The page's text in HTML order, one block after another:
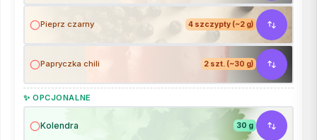
Pieprz czarny 4 szczypty (~2 g)
Papryczka chili 2 szt. (~30 g)
✨ OPCJONALNE
Kolendra 30 g